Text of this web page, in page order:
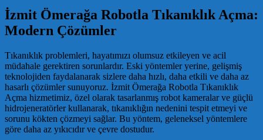
İzmit Ömerağa Robotla Tıkanıklık Açma:
Modern Çözümler
Tıkanıklık problemleri, hayatımızı olumsuz etkileyen ve acil
müdahale gerektiren sorunlardır. Eski yöntemler yerine, gelişmiş
teknolojiden faydalanarak sizlere daha hızlı, daha etkili ve daha az
hasarlı çözümler sunuyoruz. İzmit Ömerağa Robotla Tıkanıklık
Açma hizmetimiz, özel olarak tasarlanmış robot kameralar ve güçlü
hidrojeneratörler kullanarak, tıkanıklığın nedenini tespit etmeyi ve
sorunu kökten çözmeyi sağlar. Bu yöntem, geleneksel yöntemlere
göre daha az yıkıcıdır ve çevre dostudur.